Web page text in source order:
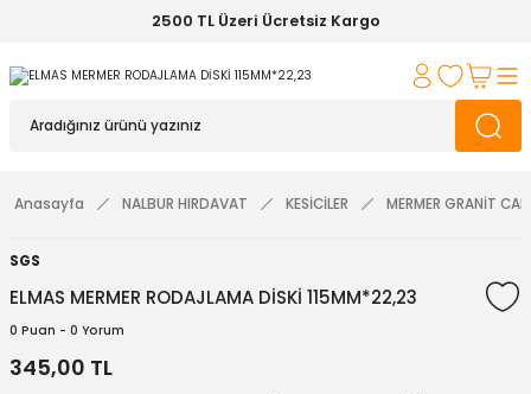
2500 TL Üzeri Ücretsiz Kargo
Anasayfa NALBUR HIRDAVAT KESİCİLER MERMER GRANİT
SGS
ELMAS MERMER RODAJLAMA DİSKİ 115MM*22,23
0 Puan - 0 Yorum
345,00 TL